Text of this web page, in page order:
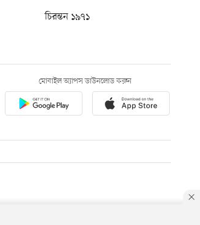
চিরন্তন ১৯৭১
মোবাইল অ্যাপস ডাউনলোড করুন